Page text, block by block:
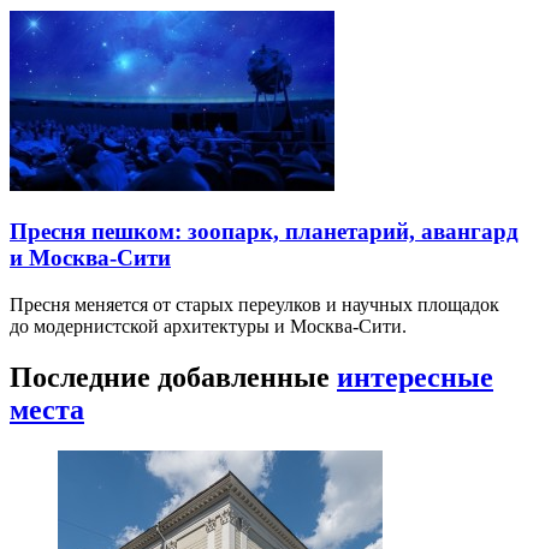
Пресня пешком: зоопарк, планетарий, авангард
и Москва-Сити
Пресня меняется от старых переулков и научных площадок
до модернистской архитектуры и Москва-Сити.
Последние добавленные интересные
места